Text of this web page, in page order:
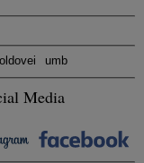
umb
Media